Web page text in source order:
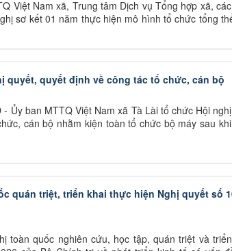
Việt Nam xã, Trung tâm Dịch vụ Tổng hợp xã,
sơ kết 01 năm thực hiện mô hình tổ chức tổng
quyết, quyết định về công tác tổ chức, cán bộ
Ủy ban MTTQ Việt Nam xã Tà Lài tổ chức Hội
cán bộ nhằm kiện toàn tổ chức bộ máy sau
quán triệt, triển khai thực hiện Nghị quyết số
toàn quốc nghiên cứu, học tập, quán triệt và